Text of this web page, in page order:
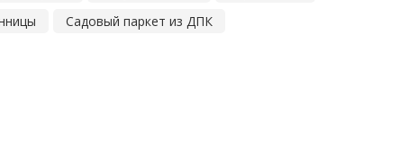
Садовый паркет из ДПК